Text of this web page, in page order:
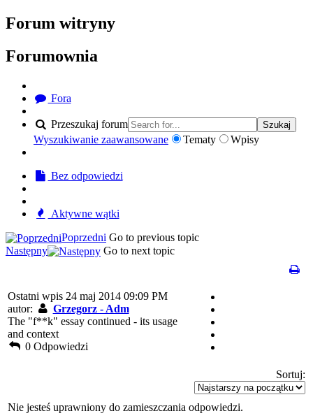
Forum witryny
Forumownia
Fora
Przeszukaj forum Szukaj
Wyszukiwanie zaawansowane Tematy Wpisy
Bez odpowiedzi
Aktywne wątki
Poprzedni Go to previous topic
Następny
Go to next topic
Ostatni wpis 24 maj 2014 09:09 PM
autor:
Grzegorz - Adm
The "f**k" essay continued - its usage
and context
0 Odpowiedzi
Sortuj:
Nie jesteś uprawniony do zamieszczania odpowiedzi.